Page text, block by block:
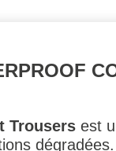
Trousers est